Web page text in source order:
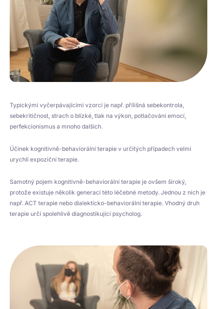
Typickými vyčerpávajícími vzorci je např. přílišná sebekontrola,
sebekritičnost, strach o blízké, tlak na výkon, potlačování emocí,
perfekcionismus a mnoho dalších.
Účinek kognitivně-behaviorální terapie v určitých případech velmi
urychlí expoziční terapie.
Samotný pojem kognitivně-behaviorální terapie je ovšem široký,
protože existuje několik generací této léčebné metody. Jednou z nich je
např. ACT terapie nebo dialekticko-behaviorální terapie. Vhodný druh
terapie určí spolehlivě diagnostikující psycholog.